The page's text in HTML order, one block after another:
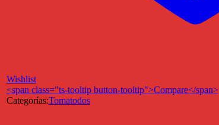
Wishlist
<span class="ts-tooltip button-tooltip">Compare</span>
Categorías:Tomatodos